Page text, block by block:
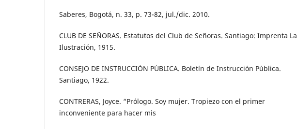
Saberes, Bogotá, n. 33, p. 73-82, jul./dic. 2010.
CLUB DE SEÑORAS. Estatutos del Club de Señoras. Santiago: Imprenta La
Ilustración, 1915.
CONSEJO DE INSTRUCCIÓN PÚBLICA. Boletín de Instrucción Pública.
Santiago, 1922.
CONTRERAS, Joyce. “Prólogo. Soy mujer. Tropiezo con el primer
inconveniente para hacer mis